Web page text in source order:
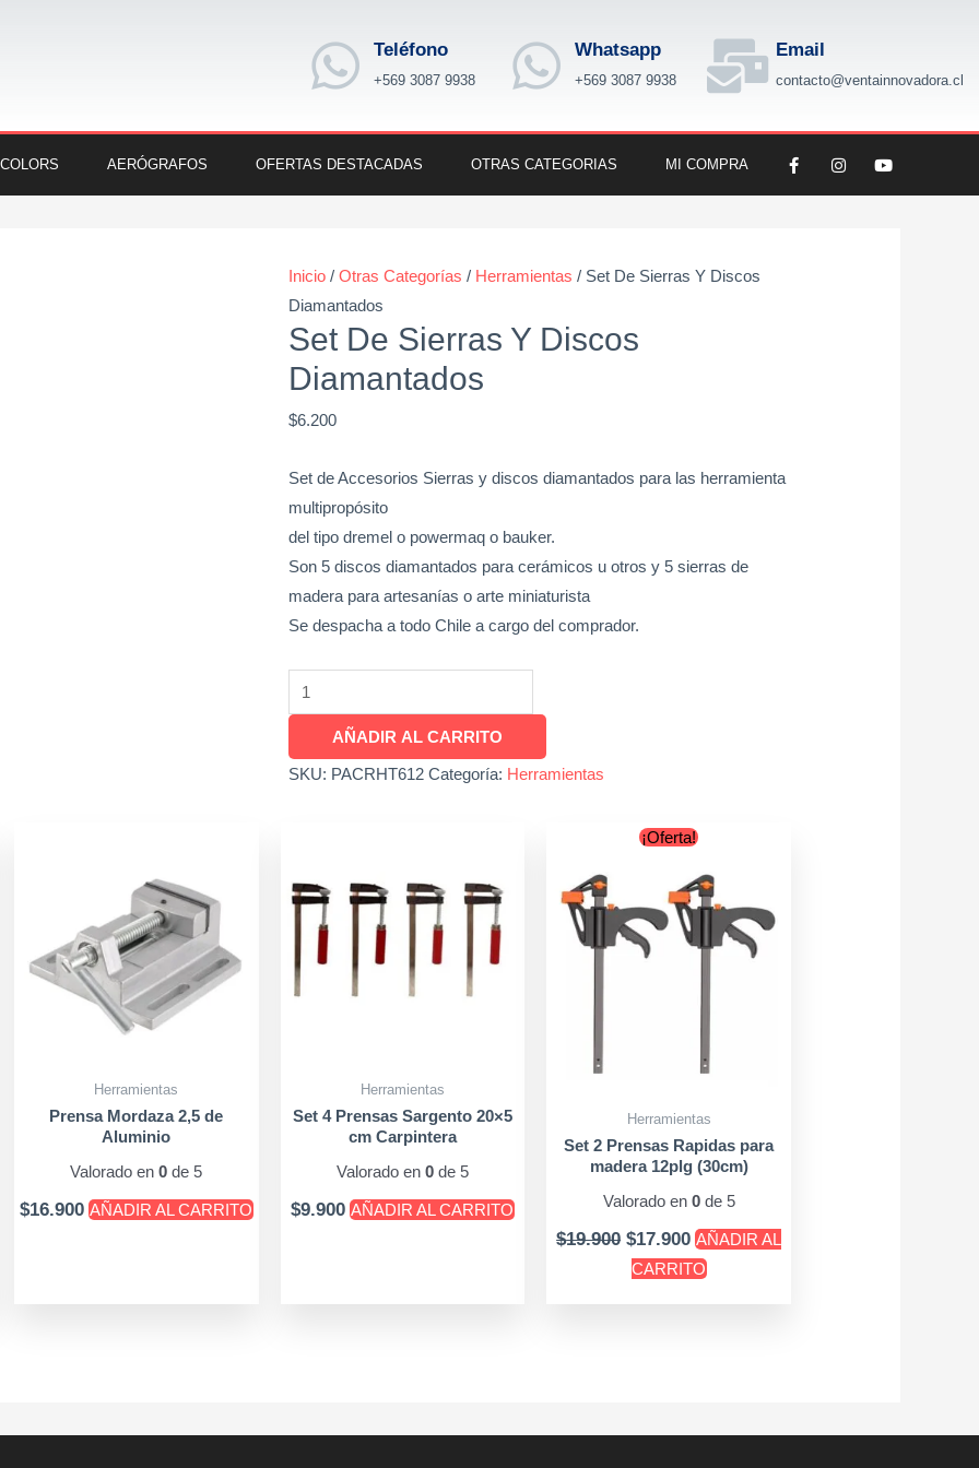
Teléfono
+569 3087 9938
Whatsapp
+569 3087 9938
Email
contacto@ventainnovadora.cl
AERÓGRAFOS OFERTAS DESTACADAS OTRAS CATEGORIAS MI COMPRA
F
a
I
n
Y
o
Inicio / Otras Categorías / Herramientas / Set De Sierras Y Discos
Diamantados
Set De Sierras Y Discos
Diamantados
$6.200
Set de Accesorios Sierras y discos diamantados para las herramienta
multipropósito
del tipo dremel o powermaq o bauker.
Son 5 discos diamantados para cerámicos u otros y 5 sierras de
madera para artesanías o arte miniaturista
Se despacha a todo Chile a cargo del comprador.
De
Sierras
Y
Diamantados
cantidad
AÑADIR AL CARRITO
SKU: PACRHT612 Categoría: Herramientas
Herramientas
Prensa Mordaza 2,5 de
Aluminio
Valorado en0 de 5
$16.900 AÑADIR AL CARRITO
Herramientas
Set 4 Prensas Sargento 20×5
cm Carpintera
Valorado en 0de 5
$9.900 AÑADIR AL CARRITO
¡Oferta!
Herramientas
Set 2 Prensas Rapidas para
madera 12plg (30cm)
Valorado en 0de 5
$19.900
Original
$19.900.
$17.900
Current
is:
$17.900.
AÑADIR AL
CARRITO